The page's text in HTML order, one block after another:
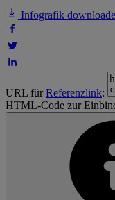
Infografik
URL fürReferenzlink:
HTML-Code zur